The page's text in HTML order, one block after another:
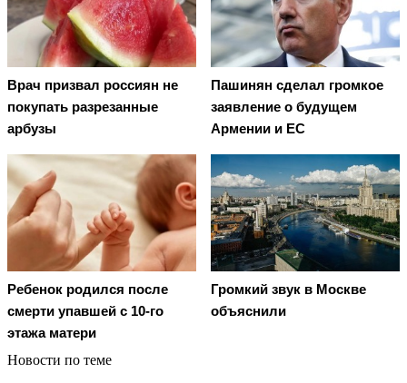
Врач призвал россиян не
покупать разрезанные
арбузы
Пашинян сделал громкое
заявление о будущем
Армении и ЕС
Ребенок родился после
смерти упавшей с 10-го
этажа матери
Громкий звук в Москве
объяснили
Новости по теме